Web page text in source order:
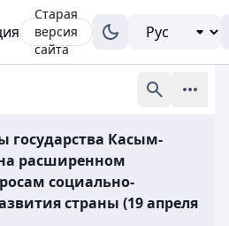
Старая
версия
сайта
государства Касым-
расширенном
социально-
страны (19 апреля